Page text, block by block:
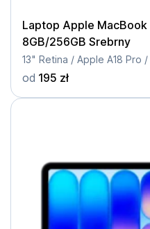
Laptop Apple
8GB/256GB Srebrny
13" Retina / Apple A18 Pro
od 195 zł